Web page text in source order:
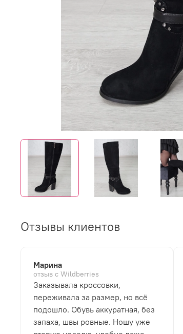
Отзывы клиентов
Марина
отзыв с Wildberries
Заказывала кроссовки,
переживала за размер, но всё
подошло. Обувь аккуратная, без
запаха, швы ровные. Ношу уже